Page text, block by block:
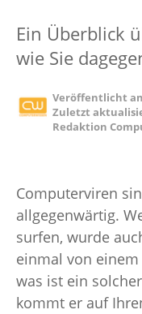
Ein Überblick
wie Sie
Veröffentlicht
Zuletzt
Redaktion
Computerviren
allgegenwärtig.
surfen, wurde
einmal von
was ist ein
kommt er auf